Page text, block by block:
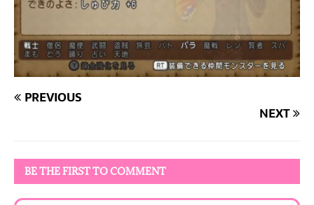
PREVIOUS
NEXT
BE THE FIRST TO COMMENT